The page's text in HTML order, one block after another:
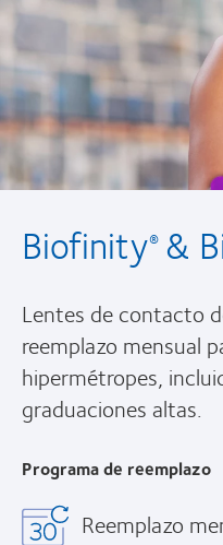
Biofinity®&
Lentes de contacto
reemplazo mensual
hipermétropes,
graduaciones altas.
Programa de reemplazo
Reemplazo